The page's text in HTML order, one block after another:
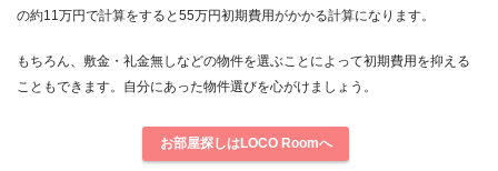
の約11万円で計算をすると55万円初期費用がかかる計算になります。
もちろん、敷金・礼金無しなどの物件を選ぶことによって初期費用を抑える
こともできます。自分にあった物件選びを心がけましょう。
お部屋探しはLOCO Roomへ